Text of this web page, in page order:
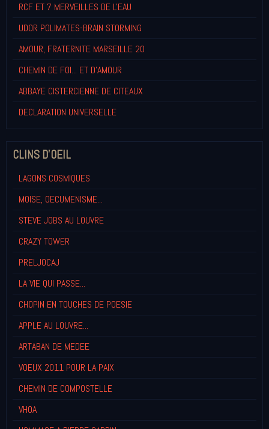
RCF ET 7 MERVEILLES DE L'EAU
UDOR POLIMATES-BRAIN STORMING
AMOUR, FRATERNITE MARSEILLE 20
CHEMIN DE FOI... ET D'AMOUR
ABBAYE CISTERCIENNE DE CITEAUX
DECLARATION UNIVERSELLE
CLINS D'OEIL
LAGONS COSMIQUES
MOISE, OECUMENISME...
STEVE JOBS AU LOUVRE
CRAZY TOWER
PRELJOCAJ
LA VIE QUI PASSE...
CHOPIN EN TOUCHES DE POESIE
APPLE AU LOUVRE...
ARTABAN DE MEDEE
VOEUX 2011 POUR LA PAIX
CHEMIN DE COMPOSTELLE
VHOA